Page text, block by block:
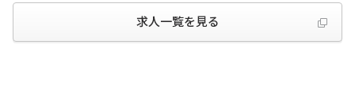
求人一覧を見る